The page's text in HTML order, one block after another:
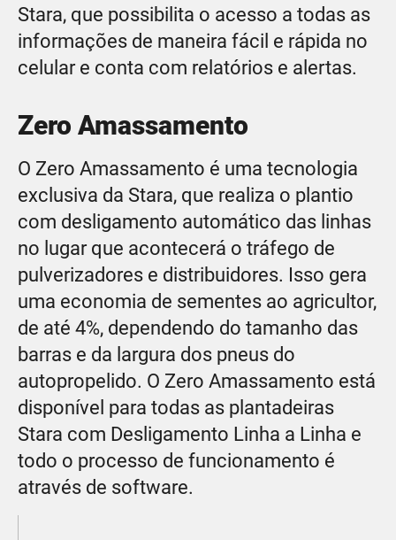
Stara, que possibilita o acesso a todas as
informações de maneira fácil e rápida no
celular e conta com relatórios e alertas.
Zero Amassamento
O Zero Amassamento é uma tecnologia
exclusiva da Stara, que realiza o plantio
com desligamento automático das linhas
no lugar que acontecerá o tráfego de
pulverizadores e distribuidores. Isso gera
uma economia de sementes ao agricultor,
de até 4%, dependendo do tamanho das
barras e da largura dos pneus do
autopropelido. O Zero Amassamento está
disponível para todas as plantadeiras
Stara com Desligamento Linha a Linha e
todo o processo de funcionamento é
através de software.